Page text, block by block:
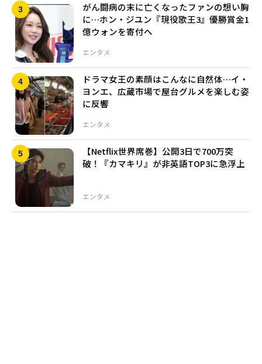
エンタメ
がん闘病の末に亡くなったファンの想い胸
に…ホン・ジユン『現役歌王3』優勝賞金1
億ウォンを寄付へ
エンタメ
ドラマ女王の素顔はこんなに自然体…イ・
ヨンエ、広蔵市場で屋台グルメを楽しむ姿
に反響
エンタメ
【Netflix世界席巻】公開3日で700万突
破！『カマキリ』が非英語TOP3に急浮上